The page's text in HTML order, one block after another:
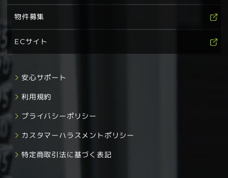
物件募集
ECサイト
安心サポート
利用規約
プライバシーポリシー
カスタマーハラスメントポリシー
特定商取引法に基づく表記